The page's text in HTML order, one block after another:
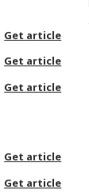
Get article
Get article
Get article
Get article
Get article